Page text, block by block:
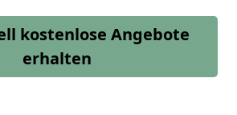
kostenlose Angebote
erhalten